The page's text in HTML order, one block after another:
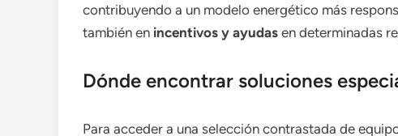
contribuyendo a un modelo energético más
también en incentivos y ayudas en determinadas
Dónde encontrar soluciones
Para acceder a una selección contrastada de